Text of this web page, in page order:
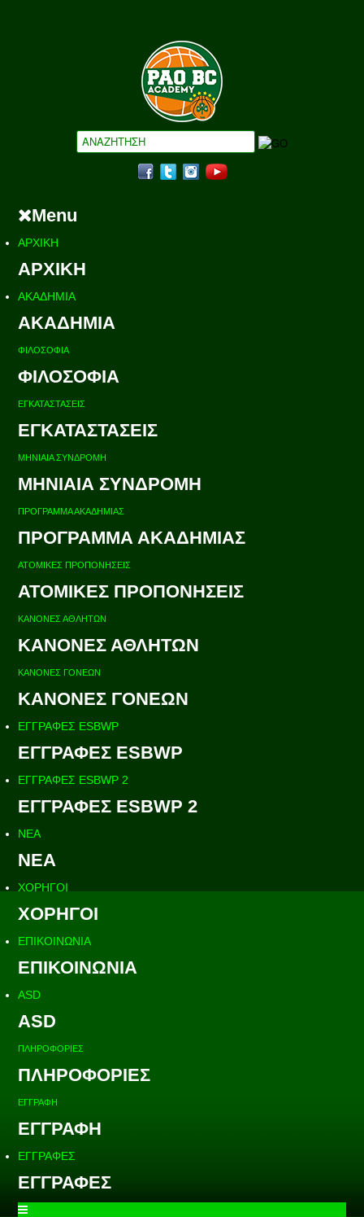
Menu
ΑΡΧΙΚΗ
ΑΡΧΙΚΗ
ΑΚΑΔΗΜΙΑ
ΑΚΑΔΗΜΙΑ
ΦΙΛΟΣΟΦΙΑ
ΦΙΛΟΣΟΦΙΑ
ΕΓΚΑΤΑΣΤΑΣΕΙΣ
ΕΓΚΑΤΑΣΤΑΣΕΙΣ
ΜΗΝΙΑΙΑ ΣΥΝΔΡΟΜΗ
ΜΗΝΙΑΙΑ ΣΥΝΔΡΟΜΗ
ΠΡΟΓΡΑΜΜΑ ΑΚΑΔΗΜΙΑΣ
ΠΡΟΓΡΑΜΜΑ ΑΚΑΔΗΜΙΑΣ
ΑΤΟΜΙΚΕΣ ΠΡΟΠΟΝΗΣΕΙΣ
ΑΤΟΜΙΚΕΣ ΠΡΟΠΟΝΗΣΕΙΣ
ΚΑΝΟΝΕΣ ΑΘΛΗΤΩΝ
ΚΑΝΟΝΕΣ ΑΘΛΗΤΩΝ
ΚΑΝΟΝΕΣ ΓΟΝΕΩΝ
ΚΑΝΟΝΕΣ ΓΟΝΕΩΝ
ΕΓΓΡΑΦΕΣ ESBWP
ΕΓΓΡΑΦΕΣ ESBWP
ΕΓΓΡΑΦΕΣ ESBWP 2
ΕΓΓΡΑΦΕΣ ESBWP 2
ΝΕΑ
ΝΕΑ
ΧΟΡΗΓΟΙ
ΧΟΡΗΓΟΙ
ΕΠΙΚΟΙΝΩΝΙΑ
ΕΠΙΚΟΙΝΩΝΙΑ
ASD
ASD
ΠΛΗΡΟΦΟΡΙΕΣ
ΠΛΗΡΟΦΟΡΙΕΣ
ΕΓΓΡΑΦΗ
ΕΓΓΡΑΦΗ
ΕΓΓΡΑΦΕΣ
ΕΓΓΡΑΦΕΣ